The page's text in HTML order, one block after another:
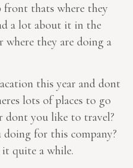
front thats where they
a lot about it in the
where they are doing a
this year and dont
lots of places to go
you like to travel?
for this company?
quite a while.